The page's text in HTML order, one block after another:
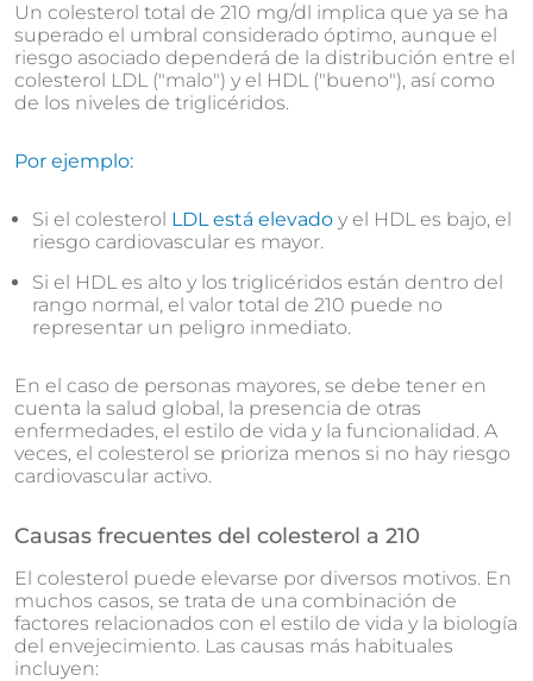
Un colesterol total de 210 mg/dl implica que ya se ha
superado el umbral considerado óptimo, aunque el
riesgo asociado dependerá de la distribución entre el
colesterol LDL ("malo") y el HDL ("bueno"), así como
de los niveles de triglicéridos.
Por ejemplo:
Si el colesterol LDL está elevado y el HDL es bajo, el
riesgo cardiovascular es mayor.
Si el HDL es alto y los triglicéridos están dentro del
rango normal, el valor total de 210 puede no
representar un peligro inmediato.
En el caso de personas mayores, se debe tener en
cuenta la salud global, la presencia de otras
enfermedades, el estilo de vida y la funcionalidad. A
veces, el colesterol se prioriza menos si no hay riesgo
cardiovascular activo.
Causas frecuentes del colesterol a 210
El colesterol puede elevarse por diversos motivos. En
muchos casos, se trata de una combinación de
factores relacionados con el estilo de vida y la biología
del envejecimiento. Las causas más habituales
incluyen: